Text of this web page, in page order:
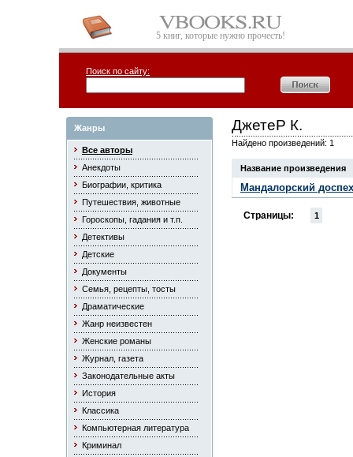
5 книг, которые нужно прочесть!
Поиск по сайту:
Жанры
Все авторы
Анекдоты
Биографии, критика
Путешествия, животные
Гороскопы, гадания и т.п.
Детективы
Детские
Документы
Семья, рецепты, тосты
Драматические
Жанр неизвестен
Женские романы
Журнал, газета
Законодательные акты
История
Классика
Компьютерная литература
Криминал
ДжетеP К.
Найдено произведений: 1
Название произведения
Мандалоpский
Страницы: 1